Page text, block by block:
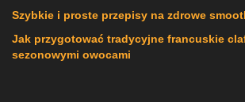
Szybkie i proste przepisy na zdrowe
Jak przygotować tradycyjne francuskie
sezonowymi owocami